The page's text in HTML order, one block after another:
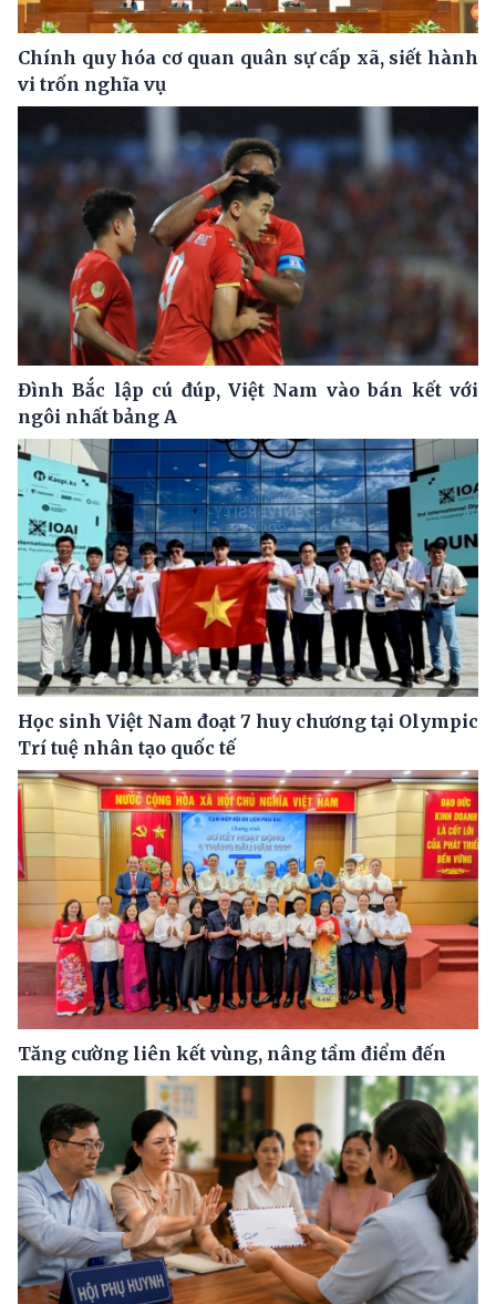
Chính quy hóa cơ quan quân sự cấp xã, siết hành
vi trốn nghĩa vụ
Đình Bắc lập cú đúp, Việt Nam vào bán kết với
ngôi nhất bảng A
Học sinh Việt Nam đoạt 7 huy chương tại Olympic
Trí tuệ nhân tạo quốc tế
Tăng cường liên kết vùng, nâng tầm điểm đến